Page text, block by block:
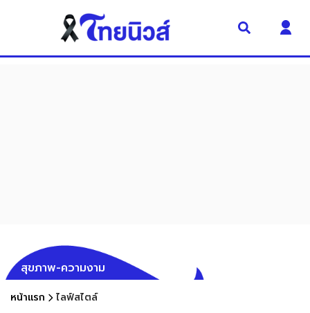
สุขภาพ-ความงาม
หน้าแรก ไลฟ์สไตล์